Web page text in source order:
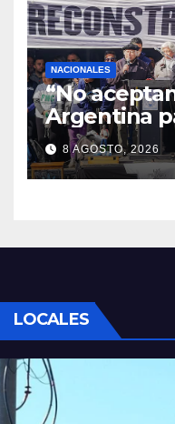
NACIONALES
“No
Argentina
8 AGOSTO, 2026
LOCALES